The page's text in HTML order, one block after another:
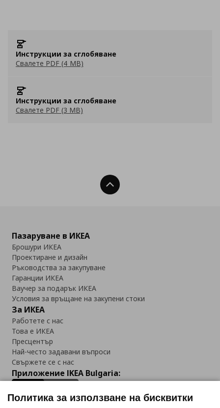
Инструкции за сглобяване
Свалете PDF (4 MB)
Инструкции за сглобяване
Свалете PDF (3 MB)
Нагоре
Пазаруване в ИКЕА
Брошури ИКЕА
Проектиране и дизайн
Ръководства за закупуване
Гаранции ИКЕА
Ваучер за подарък ИКЕА
Условия за връщане на закупени стоки
За ИКЕА
Работете с нас
Това е ИКЕА
Пресцентър
Най-често задавани въпроси
Свържете се с нас
Приложение IKEA Bulgaria:
Политика за използване на бисквитки